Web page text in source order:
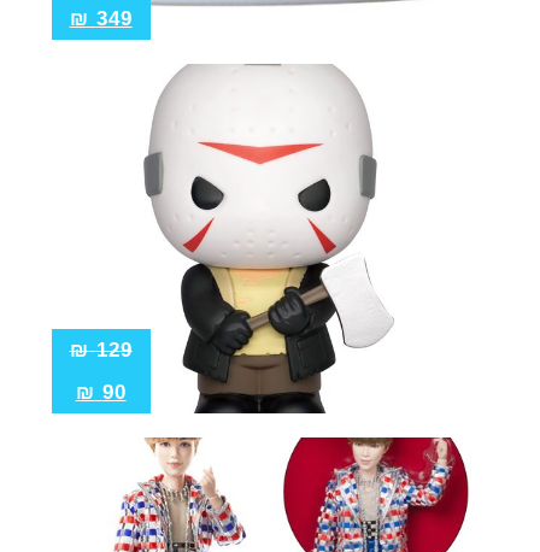
349
₪
129
₪
90
₪